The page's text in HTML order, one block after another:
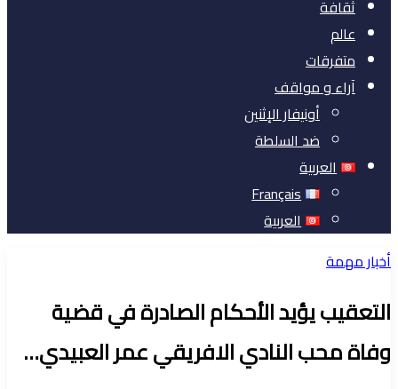
ثقافة
عالم
متفرقات
آراء و مواقف
أونيفار الإثنين
ضد السلطة
العربية
Français
العربية
أخبار مهمة
التعقيب يؤيد الأحكام الصادرة في قضية
وفاة محب النادي الافريقي عمر العبيدي…